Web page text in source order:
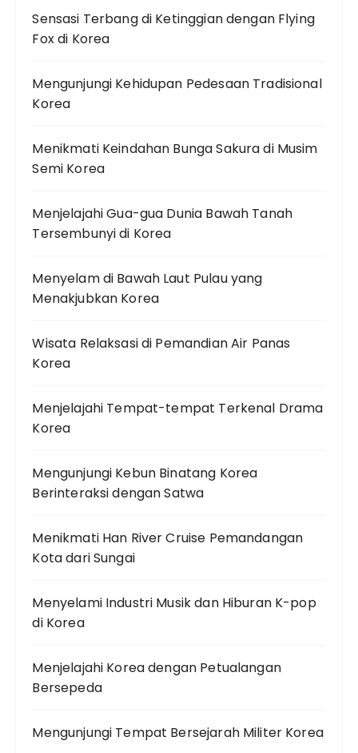
Sensasi Terbang di Ketinggian dengan Flying
Fox di Korea
Mengunjungi Kehidupan Pedesaan Tradisional
Korea
Menikmati Keindahan Bunga Sakura di Musim
Semi Korea
Menjelajahi Gua-gua Dunia Bawah Tanah
Tersembunyi di Korea
Menyelam di Bawah Laut Pulau yang
Menakjubkan Korea
Wisata Relaksasi di Pemandian Air Panas
Korea
Menjelajahi Tempat-tempat Terkenal Drama
Korea
Mengunjungi Kebun Binatang Korea
Berinteraksi dengan Satwa
Menikmati Han River Cruise Pemandangan
Kota dari Sungai
Menyelami Industri Musik dan Hiburan K-pop
di Korea
Menjelajahi Korea dengan Petualangan
Bersepeda
Mengunjungi Tempat Bersejarah Militer Korea